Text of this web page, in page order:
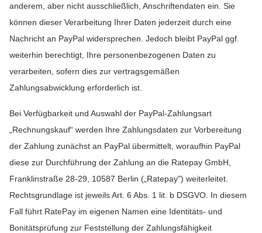
anderem, aber nicht ausschließlich, Anschriftendaten ein. Sie
können dieser Verarbeitung Ihrer Daten jederzeit durch eine
Nachricht an PayPal widersprechen. Jedoch bleibt PayPal ggf.
weiterhin berechtigt, Ihre personenbezogenen Daten zu
verarbeiten, sofern dies zur vertragsgemäßen
Zahlungsabwicklung erforderlich ist.
Bei Verfügbarkeit und Auswahl der PayPal-Zahlungsart
„Rechnungskauf“ werden Ihre Zahlungsdaten zur Vorbereitung
der Zahlung zunächst an PayPal übermittelt, woraufhin PayPal
diese zur Durchführung der Zahlung an die Ratepay GmbH,
Franklinstraße 28-29, 10587 Berlin („Ratepay") weiterleitet.
Rechtsgrundlage ist jeweils Art. 6 Abs. 1 lit. b DSGVO. In diesem
Fall führt RatePay im eigenen Namen eine Identitäts- und
Bonitätsprüfung zur Feststellung der Zahlungsfähigkeit